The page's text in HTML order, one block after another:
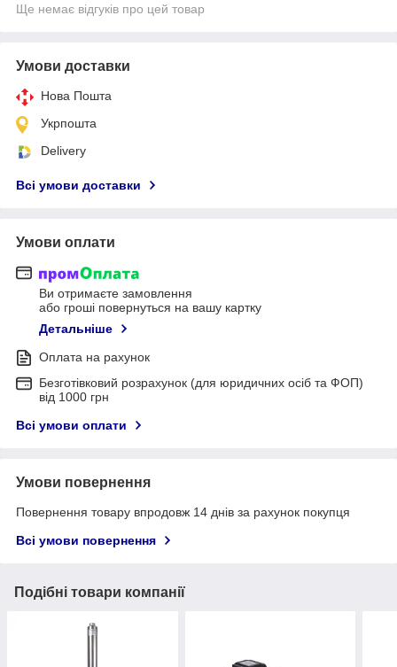
Ще немає відгуків про цей товар
Умови доставки
Нова Пошта
Укрпошта
Delivery
Всі умови доставки
Умови оплати
Ви отримаєте замовлення
або гроші повернуться на вашу картку
Детальніше
Оплата на рахунок
Безготівковий розрахунок (для юридичних осіб та ФОП)
від 1000 грн
Всі умови оплати
Умови повернення
Повернення товару впродовж 14 днів за рахунок покупця
Всі умови повернення
Подібні товари компанії